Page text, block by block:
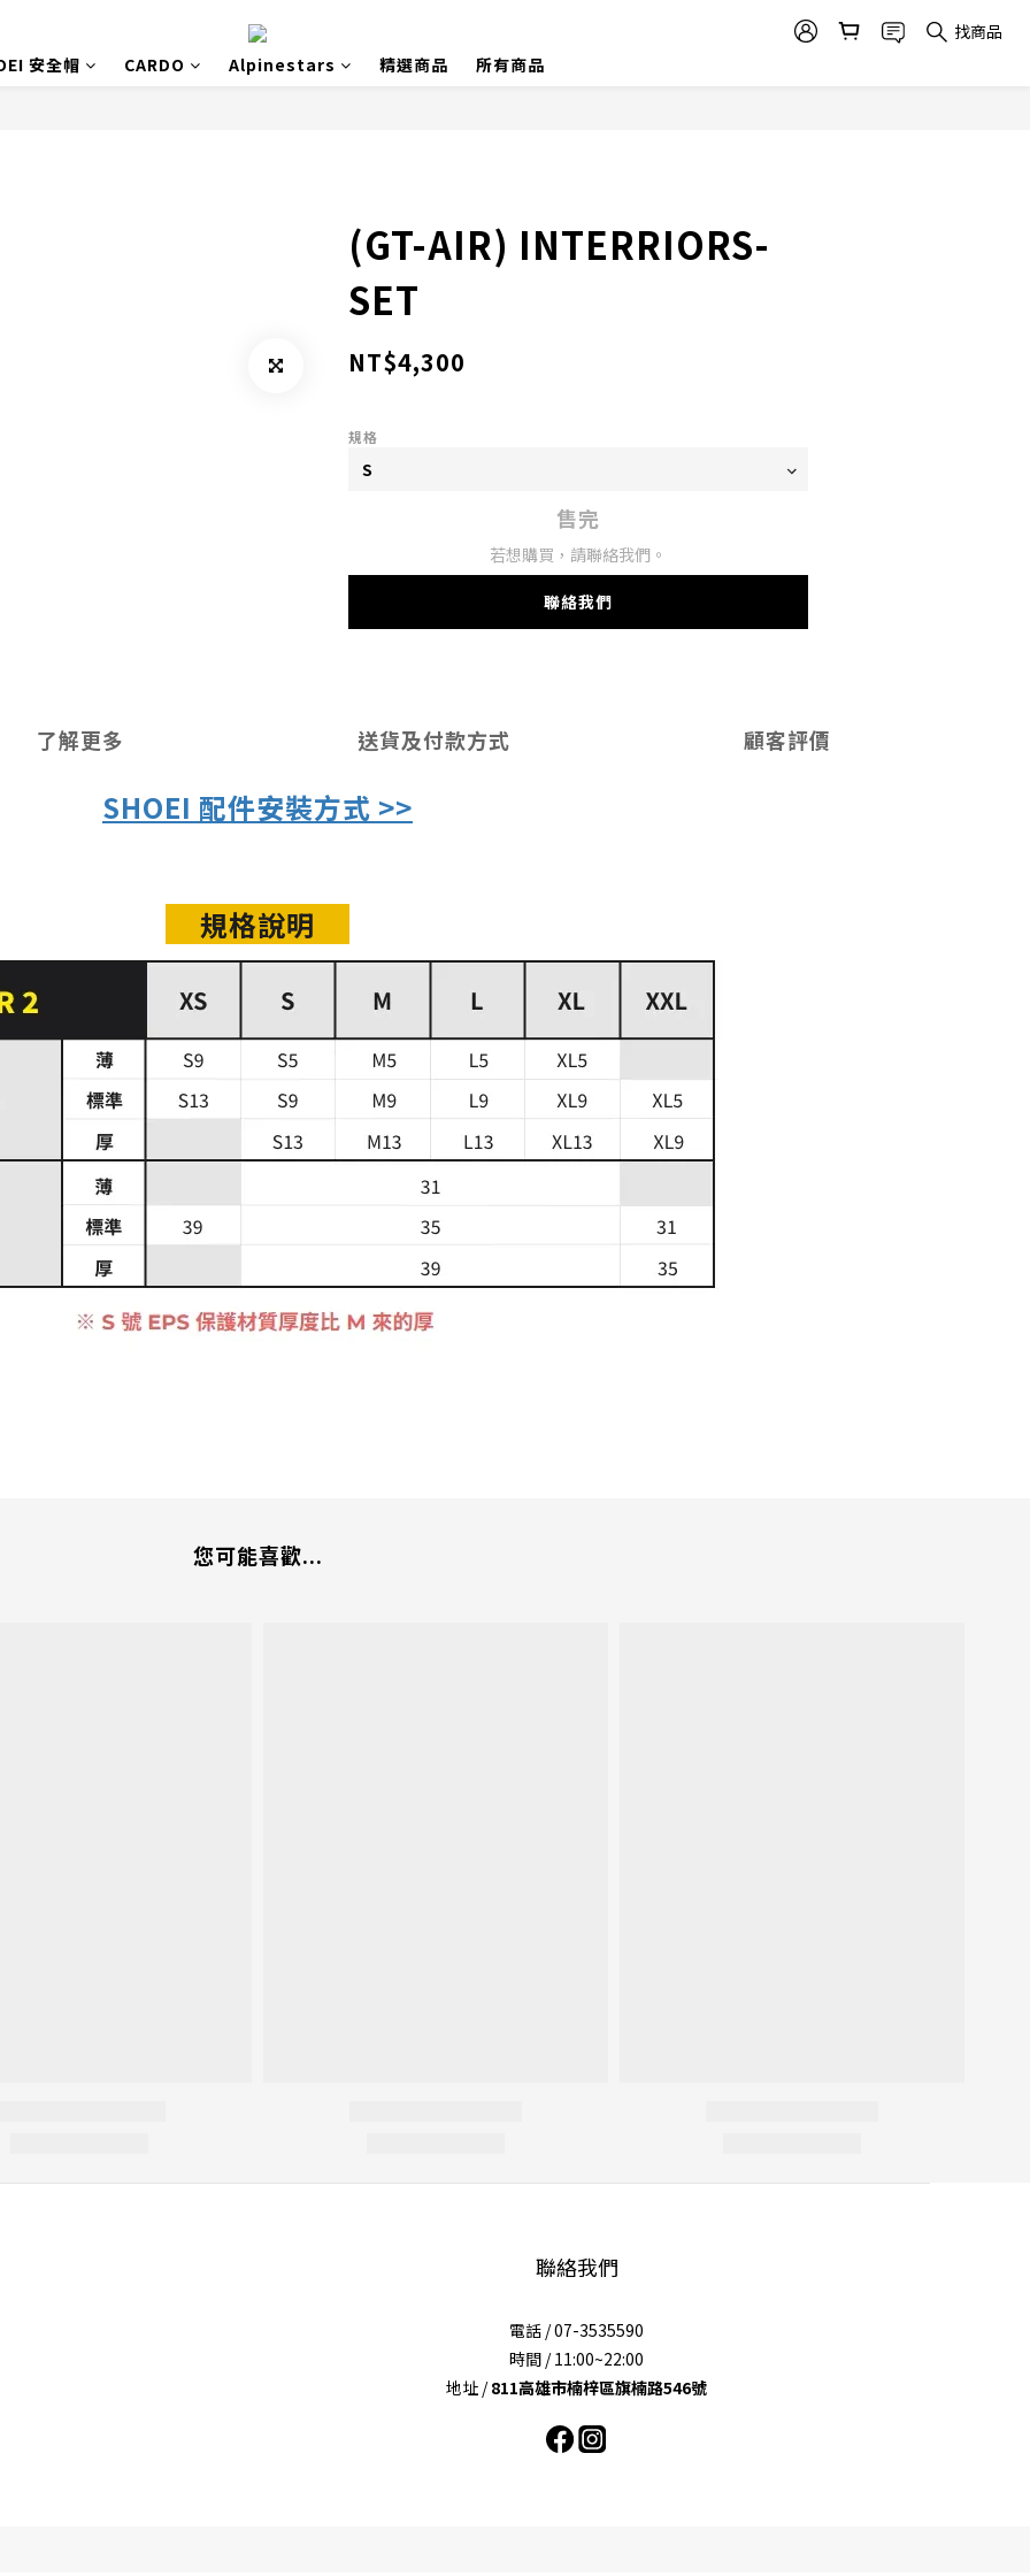
找商品
安全帽
CARDO Alpinestars 精選商品 所有商品
(GT-AIR) INTERRIORS-
SET
NT$4,300
規格
售完
若想購買，請聯絡我們。
聯絡我們
了解更多 送貨及付款方式 顧客評價
SHOEI 配件安裝方式 >>
規格說明
您可能喜歡...
聯絡我們
電話 / 07-3535590
時間 / 11:00~22:00
地址 /811高雄市楠梓區旗楠路546號